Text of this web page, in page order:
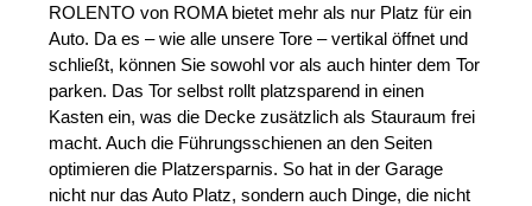
ROLENTO von ROMA bietet mehr als nur Platz für ein
Auto. Da es – wie alle unsere Tore – vertikal öffnet und
schließt, können Sie sowohl vor als auch hinter dem Tor
parken. Das Tor selbst rollt platzsparend in einen
Kasten ein, was die Decke zusätzlich als Stauraum frei
macht. Auch die Führungsschienen an den Seiten
optimieren die Platzersparnis. So hat in der Garage
nicht nur das Auto Platz, sondern auch Dinge, die nicht